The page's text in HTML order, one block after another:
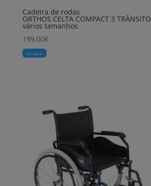
Cadeira de rodas
ORTHOS CELTA COMPACT 3 TRÂNSITO
vários tamanhos
199,00€
Comprar